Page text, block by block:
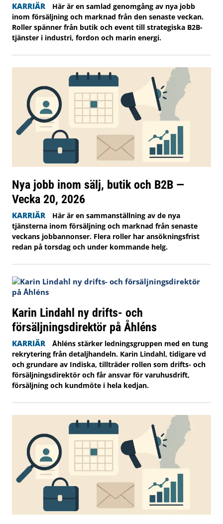
KARRIÄR
Här är en samlad genomgång av nya jobb
inom försäljning och marknad från den senaste veckan.
Roller spänner från butik och event till strategiska B2B-
tjänster i industri, fordon och marin energi.
Nya jobb inom sälj, butik och B2B —
Vecka 20, 2026
KARRIÄR
Här är en sammanställning av de nya
tjänsterna inom försäljning och marknad från senaste
veckans jobbannonser. Flera roller har ansökningsfrist
redan på torsdag och under kommande helg.
Karin Lindahl ny drifts- och
försäljningsdirektör på Åhléns
KARRIÄR
Åhléns stärker ledningsgruppen med en tung
rekrytering från detaljhandeln. Karin Lindahl, tidigare vd
och grundare av Indiska, tillträder rollen som drifts- och
försäljningsdirektör och får ansvar för varuhusdrift,
försäljning och kundmöte i hela kedjan.